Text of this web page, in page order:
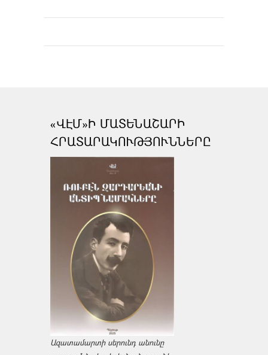
«ՎԷՄ»Ի ՄԱՏԵՆԱՇԱՐԻ
ՀՐԱՏԱՐԱԿՈՒԹՅՈՒՆՆԵՐԸ
Ազատամարտի սերունդ անունը